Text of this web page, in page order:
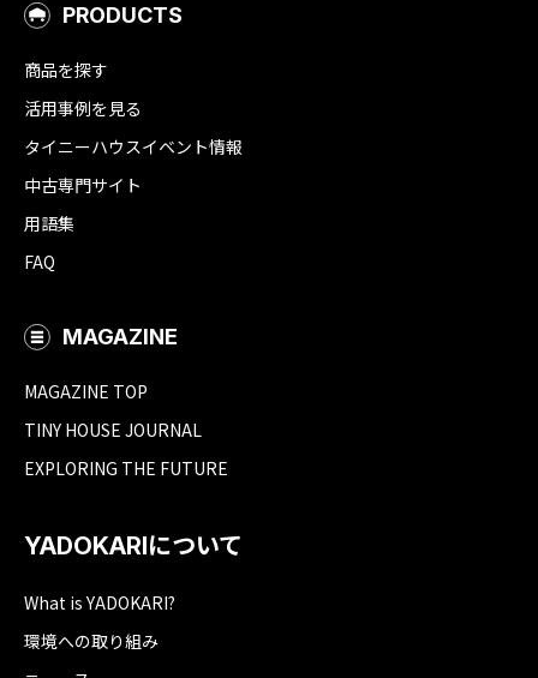
PRODUCTS
商品を探す
活用事例を見る
タイニーハウスイベント情報
中古専門サイト
用語集
FAQ
MAGAZINE
MAGAZINE TOP
TINY HOUSE JOURNAL
EXPLORING THE FUTURE
YADOKARIについて
What is YADOKARI?
環境への取り組み